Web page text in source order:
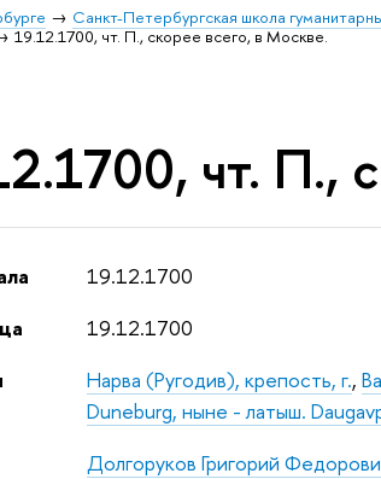
Санкт-Петербургская школа
19.12.1700, чт. П., скорее всего, в Москве.
чт. П.,
19.12.1700
19.12.1700
Нарва (Ругодив), крепость, г.,
Duneburg, ныне - латыш.
Долгоруков Григорий